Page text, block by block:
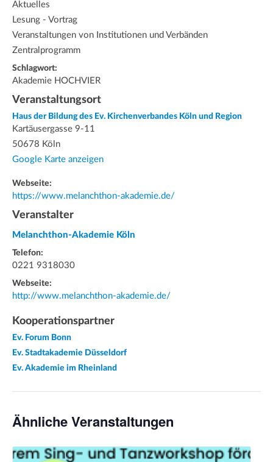
Aktuelles
Lesung - Vortrag
Veranstaltungen von Institutionen und Verbänden
Zentralprogramm
Schlagwort:
Akademie HOCHVIER
Veranstaltungsort
Haus der Bildung des Ev. Kirchenverbandes Köln und Region
Kartäusergasse 9-11
50678 Köln
Google Karte anzeigen
Webseite:
https://www.melanchthon-akademie.de/
Veranstalter
Melanchthon-Akademie Köln
Telefon:
0221 9318030
Webseite:
http://www.melanchthon-akademie.de/
Kooperationspartner
Ev. Forum Bonn
Ev. Stadtakademie Düsseldorf
Ev. Akademie im Rheinland
Ähnliche Veranstaltungen